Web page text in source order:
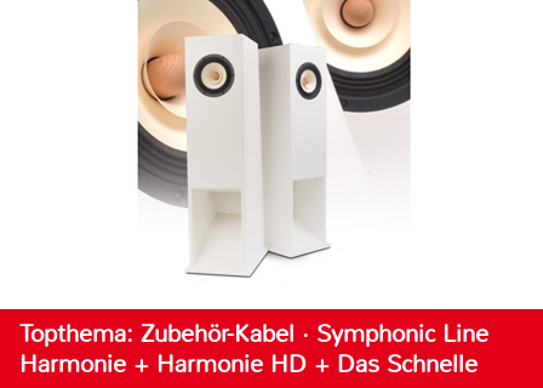
Topthema: Zubehör-Kabel · Symphonic Line
Harmonie + Harmonie HD + Das Schnelle